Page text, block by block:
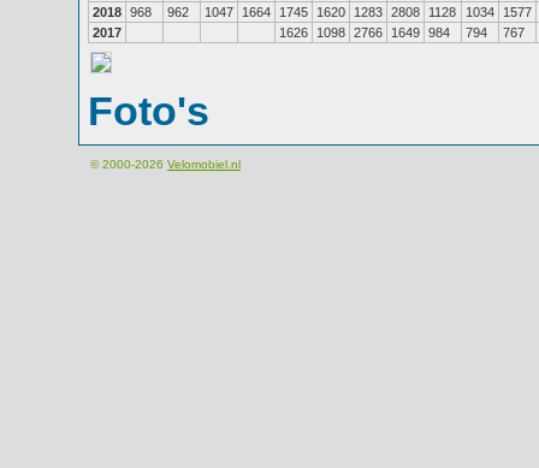
2018 968 962 1047 1664 1745 1620 1283 2808 1128 1034
1577
2017
1626 1098 2766 1649 984 794 767
Foto's
© 2000-2026 Velomobiel.nl